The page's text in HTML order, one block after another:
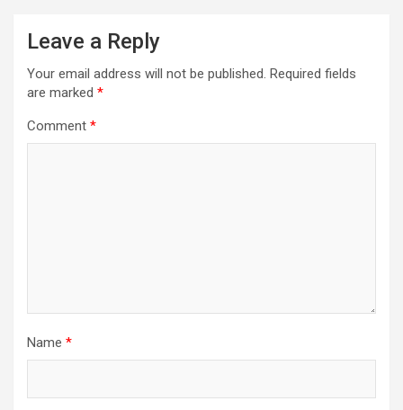
Leave a Reply
Your email address will not be published. Required fields
are marked *
Comment *
Name *